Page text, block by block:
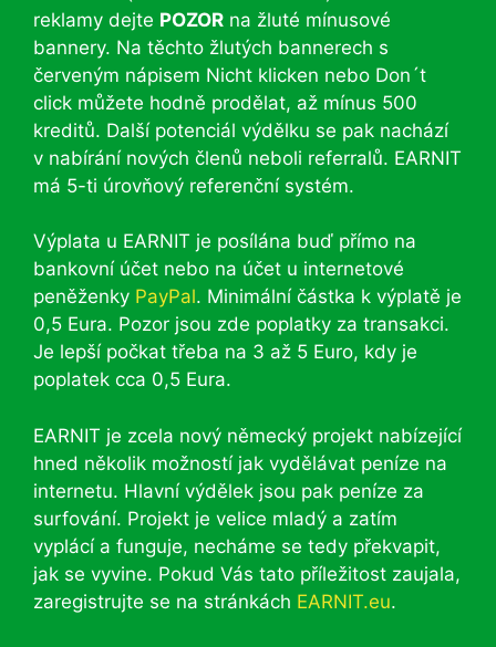
reklamy dejte POZOR na žluté mínusové
bannery. Na těchto žlutých bannerech s
červeným nápisem Nicht klicken nebo Don´t
click můžete hodně prodělat, až mínus 500
kreditů. Další potenciál výdělku se pak nachází
v nabírání nových členů neboli referralů. EARNIT
má 5-ti úrovňový referenční systém.
Výplata u EARNIT je posílána buď přímo na
bankovní účet nebo na účet u internetové
peněženky PayPal. Minimální částka k výplatě je
0,5 Eura. Pozor jsou zde poplatky za transakci.
Je lepší počkat třeba na 3 až 5 Euro, kdy je
poplatek cca 0,5 Eura.
EARNIT je zcela nový německý projekt nabízející
hned několik možností jak vydělávat peníze na
internetu. Hlavní výdělek jsou pak peníze za
surfování. Projekt je velice mladý a zatím
vyplácí a funguje, necháme se tedy překvapit,
jak se vyvine. Pokud Vás tato příležitost zaujala,
zaregistrujte se na stránkách EARNIT.eu.